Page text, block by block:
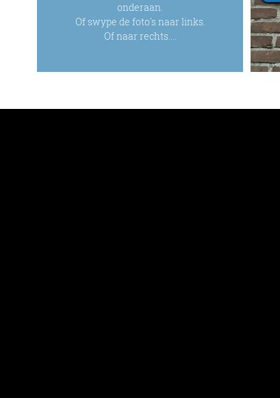
onderaan.
Of swype de foto's naar links.
Of naar rechts....